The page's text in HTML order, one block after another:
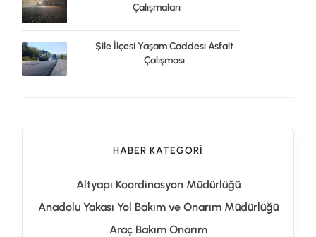
Çalışmaları
Şile İlçesi Yaşam Caddesi Asfalt
Çalışması
HABER KATEGORI
Altyapı Koordinasyon Müdürlüğü
Anadolu Yakası Yol Bakım ve Onarım Müdürlüğü
Araç Bakım Onarım